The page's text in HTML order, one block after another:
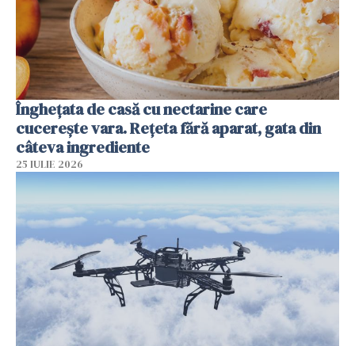
Înghețata de casă cu nectarine care
cucerește vara. Rețeta fără aparat, gata din
câteva ingrediente
25 IULIE 2026